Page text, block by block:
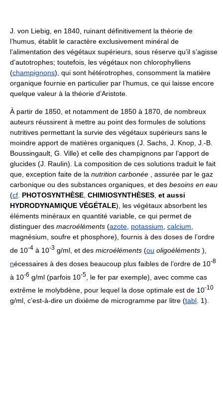
J. von Liebig, en 1840, ruinant définitivement la théorie de
l’humus, établit le caractère exclusivement minéral de
l’alimentation des végétaux supérieurs, sous réserve qu’il s’agisse
d’autotrophes; toutefois, les végétaux non chlorophylliens
(champignons), qui sont hétérotrophes, consomment la matière
organique fournie en particulier par l’humus, ce qui laisse encore
quelque valeur à la théorie d’Aristote.
À partir de 1850, et notamment de 1850 à 1870, de nombreux
auteurs réussirent à mettre au point des formules de solutions
nutritives permettant la survie des végétaux supérieurs sans le
moindre apport de matières organiques (J. Sachs, J. Knop, J.-B.
Boussingault, G. Ville) et celle des champignons par l’apport de
glucides (J. Raulin). La composition de ces solutions traduit le fait
que, exception faite de la nutrition carbonée , assurée par le gaz
carbonique ou des substances organiques, et des besoins en eau
(cf. PHOTOSYNTHÈSE, CHIMIOSYNTHÈSES, et aussi
HYDRODYNAMIQUE VÉGÉTALE), les végétaux absorbent les
éléments minéraux en quantité variable, ce qui permet de
distinguer des macroéléments (azote, potassium, calcium,
magnésium, soufre et phosphore), fournis à des doses de l’ordre
de 10-4 à 10-3 g/ml, et des microéléments (ou oligoéléments ),
nécessaires à des doses beaucoup plus faibles de l’ordre de 10-8
à 10-6 g/ml (parfois 10-5
, le fer par exemple), avec comme cas
extrême le molybdène, pour lequel la dose optimale est de 10-10
g/ml, c’est-à-dire un dixième de microgramme par litre (tabl . 1).